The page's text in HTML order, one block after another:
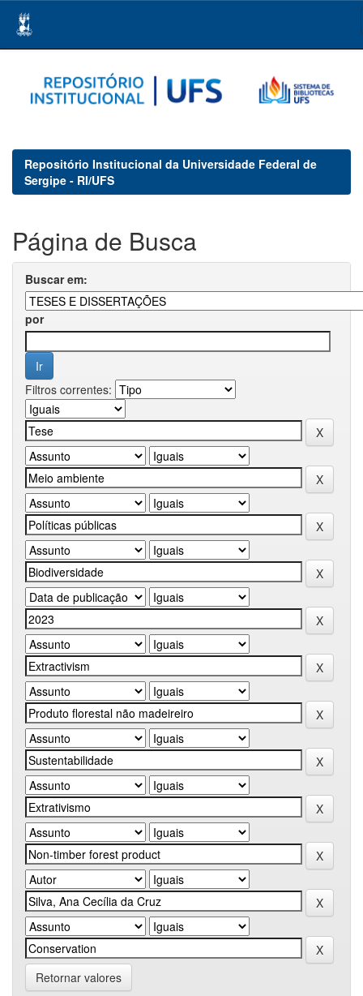
navigation
Repositório Institucional da Universidade Federal de
Sergipe - RI/UFS
Página de Busca
Buscar em:
por
Filtros correntes:
Retornar valores